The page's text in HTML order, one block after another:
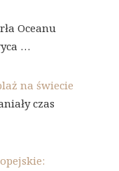
Oceanu
…
na świecie
czas